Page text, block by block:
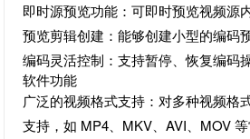
即时源预览功能：可即时预览视频源内
预览剪辑创建：能够创建小型的编码
编码灵活控制：支持暂停、恢复编码操
软件功能
广泛的视频格式支持：对多种视频格
支持，如 MP4、MKV、AVI、MOV 等